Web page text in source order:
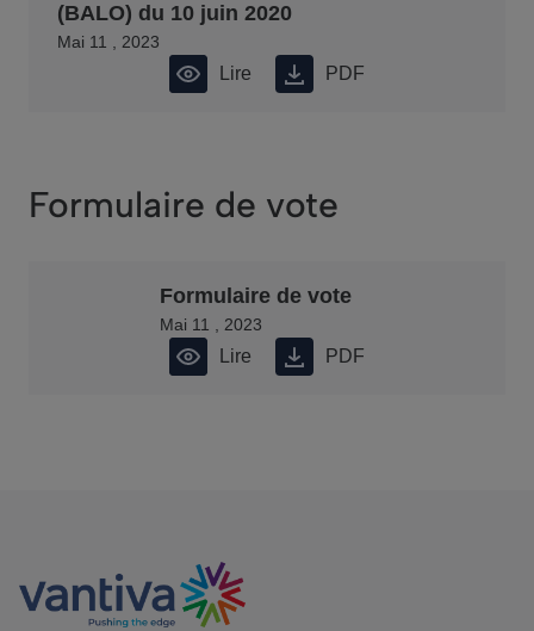
(BALO) du 10 juin 2020
Mai 11 , 2023
Lire PDF
Formulaire de vote
Formulaire de vote
Mai 11 , 2023
Lire PDF